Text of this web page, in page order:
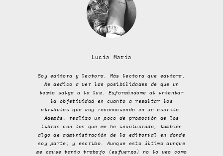
Lucía María
Soy editora y lectora. Más lectora que editora.
Me dedico a ver las posibilidades de que un
texto salga a la luz. Esforzándome al intentar
la objetividad en cuanto a resaltar los
atributos que voy reconociendo en un escrito.
Además, realizo un poco de promoción de los
libros con los que me he involucrado, también
algo de administración de la editorial en donde
soy parte; y escribo. Aunque esto último aunque
me cause tanto trabajo (esfuerzo) no lo veo como